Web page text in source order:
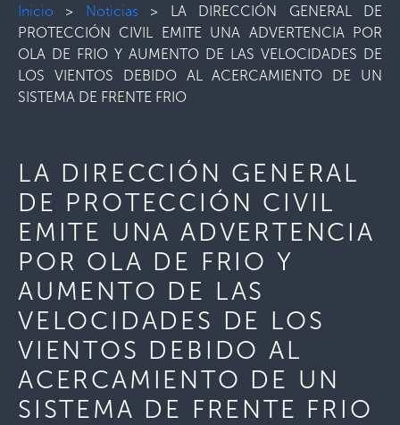
Inicio > Noticias> LA DIRECCIÓN GENERAL DE
PROTECCIÓN CIVIL EMITE UNA ADVERTENCIA POR
OLA DE FRIO Y AUMENTO DE LAS VELOCIDADES DE
LOS VIENTOS DEBIDO AL ACERCAMIENTO DE UN
SISTEMA DE FRENTE FRIO
LA DIRECCIÓN GENERAL
DE PROTECCIÓN CIVIL
EMITE UNA ADVERTENCIA
POR OLA DE FRIO Y
AUMENTO DE LAS
VELOCIDADES DE LOS
VIENTOS DEBIDO AL
ACERCAMIENTO DE UN
SISTEMA DE FRENTE FRIO